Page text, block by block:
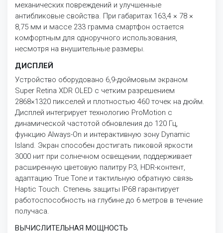
механических повреждений и улучшенные
антибликовые свойства. При габаритах 163,4 × 78 ×
8,75 мм и массе 233 грамма смартфон остается
комфортным для одноручного использования,
несмотря на внушительные размеры.
ДИСПЛЕЙ
Устройство оборудовано 6,9-дюймовым экраном
Super Retina XDR OLED с четким разрешением
2868×1320 пикселей и плотностью 460 точек на дюйм.
Дисплей интегрирует технологию ProMotion с
динамической частотой обновления до 120 Гц,
функцию Always-On и интерактивную зону Dynamic
Island. Экран способен достигать пиковой яркости
3000 нит при солнечном освещении, поддерживает
расширенную цветовую палитру P3, HDR-контент,
адаптацию True Tone и тактильную обратную связь
Haptic Touch. Степень защиты IP68 гарантирует
работоспособность на глубине до 6 метров в течение
получаса.
ВЫЧИСЛИТЕЛЬНАЯ МОЩНОСТЬ